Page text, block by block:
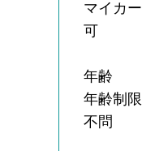
マイカ
可
年齢
年齢制限
不問